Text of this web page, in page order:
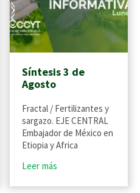
Síntesis 3 de
Agosto
Fractal / Fertilizantes y
sargazo. EJE CENTRAL
Embajador de México en
Etiopia y Africa
Leer más